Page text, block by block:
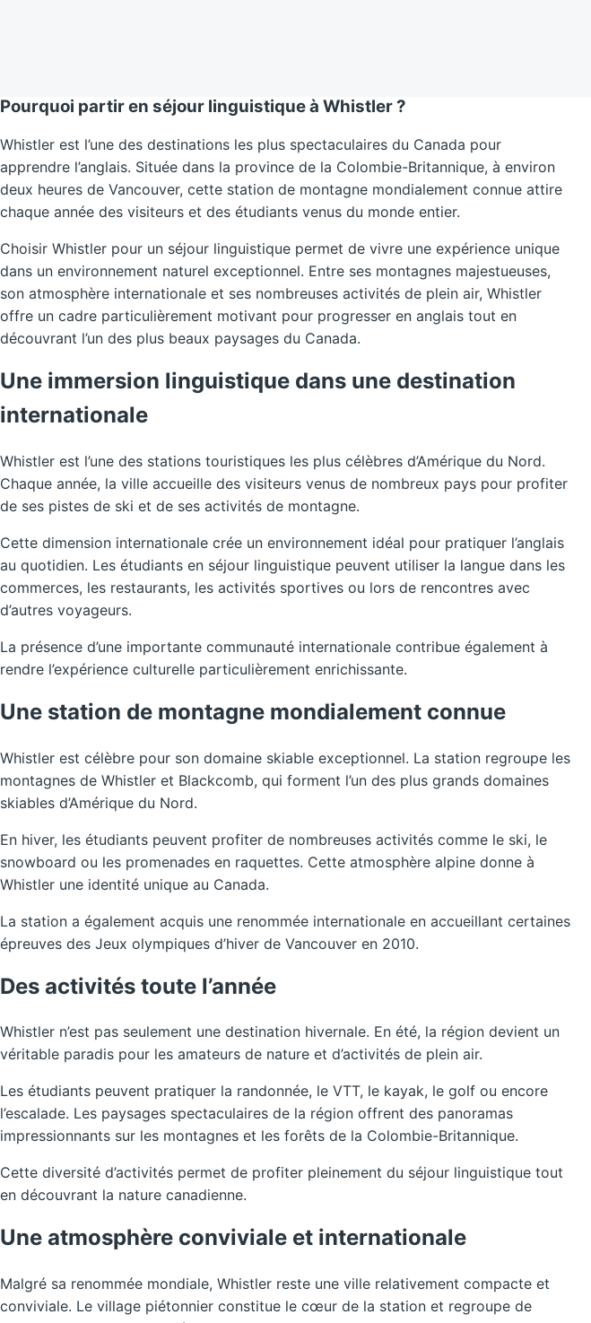
Pourquoi partir en séjour linguistique à Whistler ?
Whistler est l’une des destinations les plus spectaculaires du Canada pour
apprendre l’anglais. Située dans la province de la Colombie-Britannique, à environ
deux heures de Vancouver, cette station de montagne mondialement connue attire
chaque année des visiteurs et des étudiants venus du monde entier.
Choisir Whistler pour un séjour linguistique permet de vivre une expérience unique
dans un environnement naturel exceptionnel. Entre ses montagnes majestueuses,
son atmosphère internationale et ses nombreuses activités de plein air, Whistler
offre un cadre particulièrement motivant pour progresser en anglais tout en
découvrant l’un des plus beaux paysages du Canada.
Une immersion linguistique dans une destination
internationale
Whistler est l’une des stations touristiques les plus célèbres d’Amérique du Nord.
Chaque année, la ville accueille des visiteurs venus de nombreux pays pour profiter
de ses pistes de ski et de ses activités de montagne.
Cette dimension internationale crée un environnement idéal pour pratiquer l’anglais
au quotidien. Les étudiants en séjour linguistique peuvent utiliser la langue dans les
commerces, les restaurants, les activités sportives ou lors de rencontres avec
d’autres voyageurs.
La présence d’une importante communauté internationale contribue également à
rendre l’expérience culturelle particulièrement enrichissante.
Une station de montagne mondialement connue
Whistler est célèbre pour son domaine skiable exceptionnel. La station regroupe les
montagnes de Whistler et Blackcomb, qui forment l’un des plus grands domaines
skiables d’Amérique du Nord.
En hiver, les étudiants peuvent profiter de nombreuses activités comme le ski, le
snowboard ou les promenades en raquettes. Cette atmosphère alpine donne à
Whistler une identité unique au Canada.
La station a également acquis une renommée internationale en accueillant certaines
épreuves des Jeux olympiques d’hiver de Vancouver en 2010.
Des activités toute l’année
Whistler n’est pas seulement une destination hivernale. En été, la région devient un
véritable paradis pour les amateurs de nature et d’activités de plein air.
Les étudiants peuvent pratiquer la randonnée, le VTT, le kayak, le golf ou encore
l’escalade. Les paysages spectaculaires de la région offrent des panoramas
impressionnants sur les montagnes et les forêts de la Colombie-Britannique.
Cette diversité d’activités permet de profiter pleinement du séjour linguistique tout
en découvrant la nature canadienne.
Une atmosphère conviviale et internationale
Malgré sa renommée mondiale, Whistler reste une ville relativement compacte et
conviviale. Le village piétonnier constitue le cœur de la station et regroupe de